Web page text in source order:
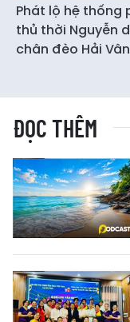
Phát lộ hệ thống
thủ thời Nguyễn
chân đèo Hải Vân
ĐỌC THÊM